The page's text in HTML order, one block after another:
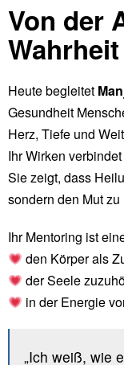
Von der
Wahrheit
Heute begleitet
Gesundheit
Herz, Tiefe und
Ihr Wirken
Sie zeigt, dass
sondern den Mut
Ihr Mentoring ist
den Körper als
der Seele
in der Energie
„Ich weiß, wie